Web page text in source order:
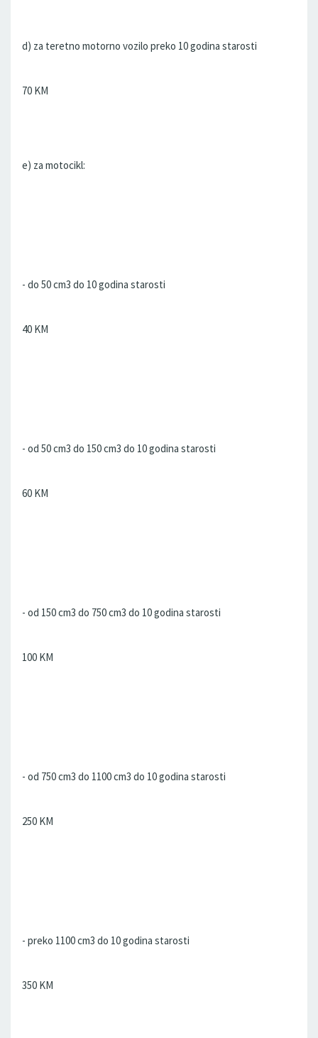
d) za teretno motorno vozilo preko 10 godina starosti
70 KM
e) za motocikl:
- do 50 cm3 do 10 godina starosti
40 KM
- od 50 cm3 do 150 cm3 do 10 godina starosti
60 KM
- od 150 cm3 do 750 cm3 do 10 godina starosti
100 KM
- od 750 cm3 do 1100 cm3 do 10 godina starosti
250 KM
- preko 1100 cm3 do 10 godina starosti
350 KM